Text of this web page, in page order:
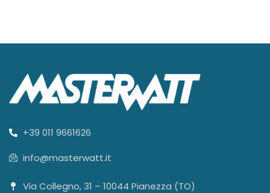
+39 011 9661626
info@masterwatt.it
Via Collegno, 31 – 10044 Pianezza (TO)